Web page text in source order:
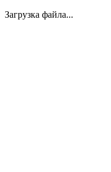
Загрузка файла...